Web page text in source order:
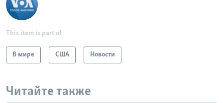
This item is part of
В мире США Новости
Читайте также